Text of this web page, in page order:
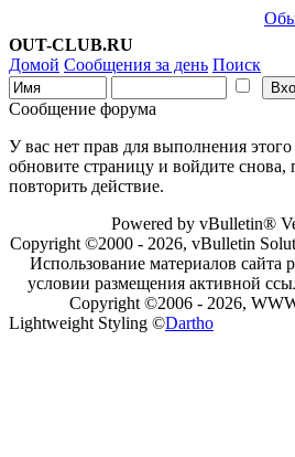
OUT-CLUB.RU
Домой Сообщения за день Поиск
Сообщение форума
У вас нет прав для выполнения
обновите страницу и войдите снова,
повторить действие.
Powered by vBulletin®
Copyright ©2000 - 2026, vBulletin
Использование материалов сайта
условии размещения активной
Copyright ©2006 - 2026,
Lightweight Styling ©Dartho